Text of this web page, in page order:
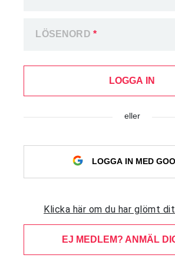
LÖSENORD *
LOGGA IN
eller
LOGGA IN MED
Klicka här om du har glömt
EJ MEDLEM? ANMÄL